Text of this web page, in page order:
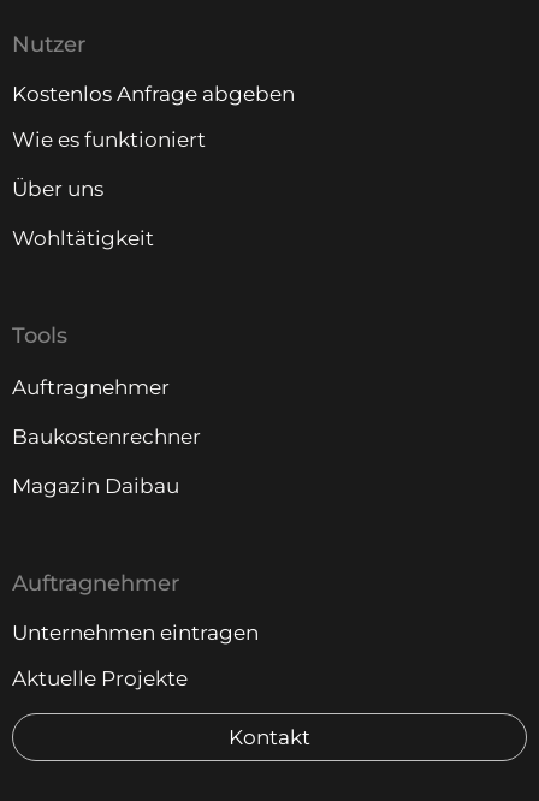
Nutzer
Kostenlos Anfrage abgeben
Wie es funktioniert
Über uns
Wohltätigkeit
Tools
Auftragnehmer
Baukostenrechner
Magazin Daibau
Auftragnehmer
Unternehmen eintragen
Aktuelle Projekte
Kontakt